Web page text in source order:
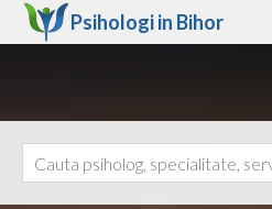
Psihologi in Bihor
Ajutor